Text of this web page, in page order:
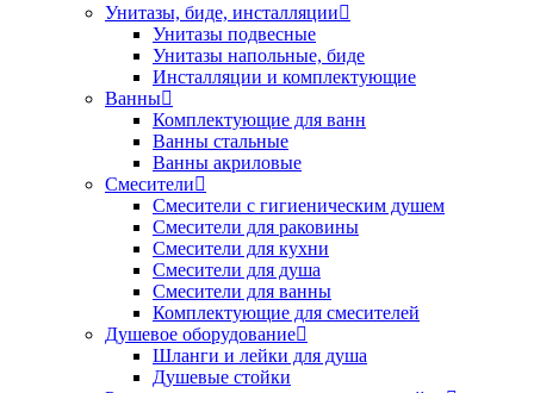
Унитазы, биде, инсталляции
Унитазы подвесные
Унитазы напольные, биде
Инсталляции и комплектующие
Ванны
Комплектующие для ванн
Ванны стальные
Ванны акриловые
Смесители
Смесители с гигиеническим душем
Смесители для раковины
Смесители для кухни
Смесители для душа
Смесители для ванны
Комплектующие для смесителей
Душевое оборудование
Шланги и лейки для душа
Душевые стойки